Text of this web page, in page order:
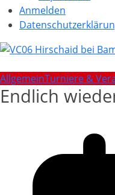
Anmelden
AllgemeinTurniere &
Endlich